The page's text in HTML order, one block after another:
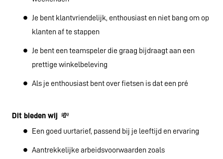
Je bent klantvriendelijk, enthousiast en niet bang om op
klanten af te stappen
Je bent een teamspeler die graag bijdraagt aan een
prettige winkelbeleving
Als je enthousiast bent over fietsen is dat een pré
Dit bieden wij 💸
Een goed uurtarief, passend bij je leeftijd en ervaring
Aantrekkelijke arbeidsvoorwaarden zoals